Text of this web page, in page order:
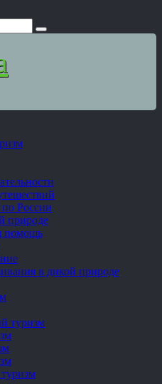
России
природе
помощь
в дикой природе
туризм